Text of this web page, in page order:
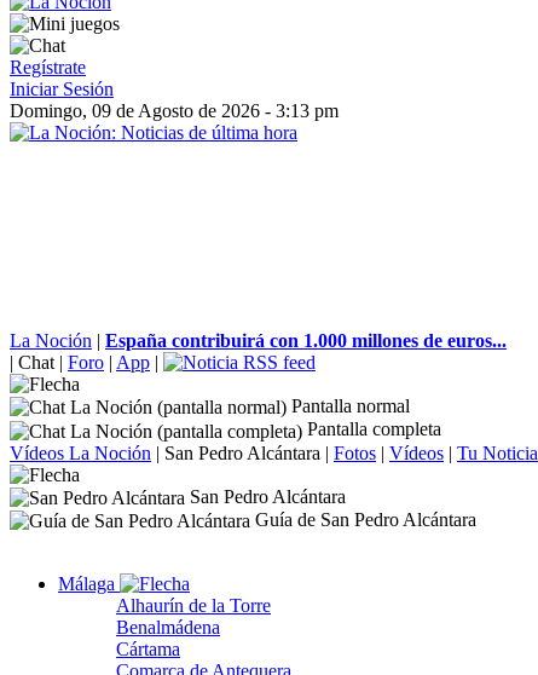
Regístrate
Iniciar Sesión
Domingo, 09 de Agosto de 2026 - 3:13 pm
La Noción | España contribuirá con 1.000 millones de euros...
| Chat | Foro | App |
Pantalla normal
Pantalla completa
Vídeos La Noción | San Pedro Alcántara | Fotos | Vídeos | Tu Noticia
San Pedro Alcántara
Guía de San Pedro Alcántara
Málaga
Alhaurín de la Torre
Benalmádena
Cártama